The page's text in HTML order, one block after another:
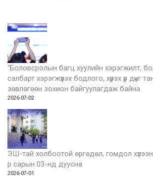
“Боловсролын багц хуулийн хэрэгжилт,
салбарт хэрэгжүүлэх бодлого, хүрэх үр дүнг
зөвлөгөөн зохион байгуулагдаж байна
2026-07-02
ЭШ-тай холбоотой өргөдөл, гомдол
р сарын 03-нд дуусна
2026-07-01